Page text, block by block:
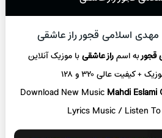
اسلامی قجور راز عاشقی
قجوربه اسمراز عاشقیبا موزیک آنلاین
کیفیت عالی ۳۲۰ و ۱۲۸
Download New Music Mahdi Eslami
Lyrics Music / Listen